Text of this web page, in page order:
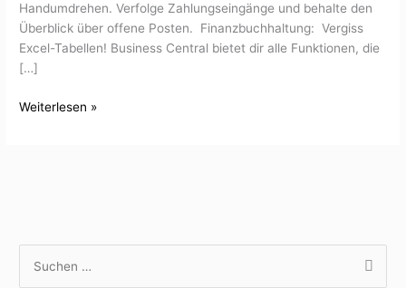
Handumdrehen. Verfolge Zahlungseingänge und behalte den
Überblick über offene Posten. Finanzbuchhaltung: Vergiss
Excel-Tabellen! Business Central bietet dir alle Funktionen, die
[…]
Weiterlesen »